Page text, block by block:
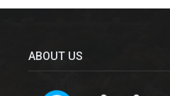
ABOUT US